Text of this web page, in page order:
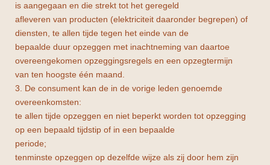
is aangegaan en die strekt tot het geregeld
afleveren van producten (elektriciteit daaronder begrepen) of
diensten, te allen tijde tegen het einde van de
bepaalde duur opzeggen met inachtneming van daartoe
overeengekomen opzeggingsregels en een opzegtermijn
van ten hoogste één maand.
3. De consument kan de in de vorige leden genoemde
overeenkomsten:
te allen tijde opzeggen en niet beperkt worden tot opzegging
op een bepaald tijdstip of in een bepaalde
periode;
tenminste opzeggen op dezelfde wijze als zij door hem zijn